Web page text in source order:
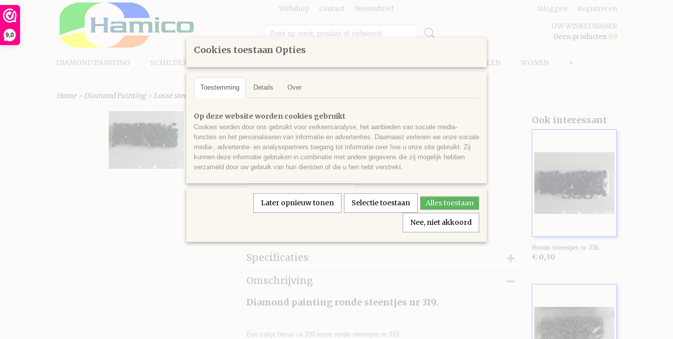
9,0
Webshop Contact Nieuwsbrief Inloggen Registreren
UW WINKELWAGEN
Geen producten (0)
DIAMOND PAINTING SCHILDEREN OP NUMMER PUZZELEN WONEN +
Home> Diamond Painting> Losse steentjes rond Kleuren vanaf 300>Ronde steentjes nr 319
Ronde steentjes nr 319
€ 0,30 (inclusief btw 21%)
✓Op voorraad
Specificaties
Afmetingen (l,b,h)
Omschrijving
Diamond painting ronde steentjes nr 319.
Een zakje bevat ca.200 losse ronde steentjes nr 319.
Ook interessant
Ronde steentjes nr 336
€ 0,30
Cookies toestaan Opties
Toestemming Details Over
Op deze website worden cookies gebruikt
Cookies worden door ons gebruikt voor verkeersanalyse, het aanbieden van sociale media-
functies en het personaliseren van informatie en advertenties. Daarnaast verlenen we onze sociale
media-, advertentie- en analysepartners toegang tot informatie over hoe u onze site gebruikt. Zij
kunnen deze informatie gebruiken in combinatie met andere gegevens die zij mogelijk hebben
verzameld door uw gebruik van hun diensten of die u hen hebt verstrekt.
Later opnieuw tonen Selectie toestaan Alles toestaan
Nee, niet akkoord